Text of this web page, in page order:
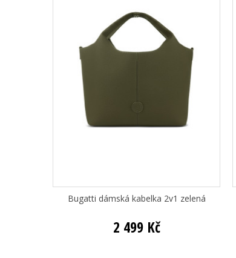
Bugatti dámská kabelka 2v1 zelená
2 499 Kč